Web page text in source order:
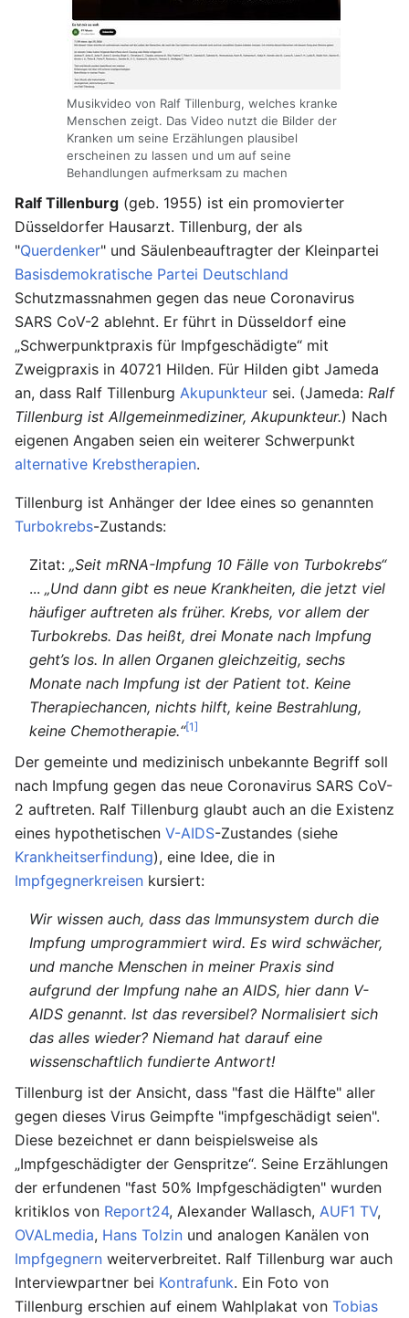
Musikvideo von Ralf Tillenburg, welches kranke
Menschen zeigt. Das Video nutzt die Bilder der
Kranken um seine Erzählungen plausibel
erscheinen zu lassen und um auf seine
Behandlungen aufmerksam zu machen
Ralf Tillenburg (geb. 1955) ist ein promovierter
Düsseldorfer Hausarzt. Tillenburg, der als
"Querdenker" und Säulenbeauftragter der Kleinpartei
Basisdemokratische Partei Deutschland
Schutzmassnahmen gegen das neue Coronavirus
SARS CoV-2 ablehnt. Er führt in Düsseldorf eine
„Schwerpunktpraxis für Impfgeschädigte“ mit
Zweigpraxis in 40721 Hilden. Für Hilden gibt Jameda
an, dass Ralf Tillenburg Akupunkteur sei. (Jameda: Ralf
Tillenburg ist Allgemeinmediziner, Akupunkteur.) Nach
eigenen Angaben seien ein weiterer Schwerpunkt
alternative Krebstherapien.
Tillenburg ist Anhänger der Idee eines so genannten
Turbokrebs-Zustands:
Zitat: „Seit mRNA-Impfung 10 Fälle von Turbokrebs“
... „Und dann gibt es neue Krankheiten, die jetzt viel
häufiger auftreten als früher. Krebs, vor allem der
Turbokrebs. Das heißt, drei Monate nach Impfung
geht’s los. In allen Organen gleichzeitig, sechs
Monate nach Impfung ist der Patient tot. Keine
Therapiechancen, nichts hilft, keine Bestrahlung,
keine Chemotherapie.“[1]
Der gemeinte und medizinisch unbekannte Begriff soll
nach Impfung gegen das neue Coronavirus SARS CoV-
2 auftreten. Ralf Tillenburg glaubt auch an die Existenz
eines hypothetischen V-AIDS-Zustandes (siehe
Krankheitserfindung), eine Idee, die in
Impfgegnerkreisen kursiert:
Wir wissen auch, dass das Immunsystem durch die
Impfung umprogrammiert wird. Es wird schwächer,
und manche Menschen in meiner Praxis sind
aufgrund der Impfung nahe an AIDS, hier dann V-
AIDS genannt. Ist das reversibel? Normalisiert sich
das alles wieder? Niemand hat darauf eine
wissenschaftlich fundierte Antwort!
Tillenburg ist der Ansicht, dass "fast die Hälfte" aller
gegen dieses Virus Geimpfte "impfgeschädigt seien".
Diese bezeichnet er dann beispielsweise als
„Impfgeschädigter der Genspritze“. Seine Erzählungen
der erfundenen "fast 50% Impfgeschädigten" wurden
kritiklos von Report24, Alexander Wallasch, AUF1 TV,
OVALmedia, Hans Tolzin und analogen Kanälen von
Impfgegnern weiterverbreitet. Ralf Tillenburg war auch
Interviewpartner bei Kontrafunk. Ein Foto von
Tillenburg erschien auf einem Wahlplakat von Tobias